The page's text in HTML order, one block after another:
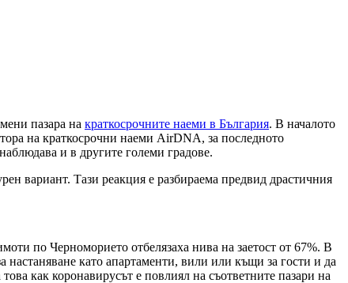
пазара на краткосрочните наеми в България. В началото
на краткосрочни наеми AirDNA, за последното
и в другите големи градове.
вариант. Тази реакция е разбираема предвид драстичния
по Черноморието отбелязаха нива на заетост от 67%. В
настаняване като апартаменти, вили или къщи за гости и да
как коронавирусът е повлиял на съответните пазари на